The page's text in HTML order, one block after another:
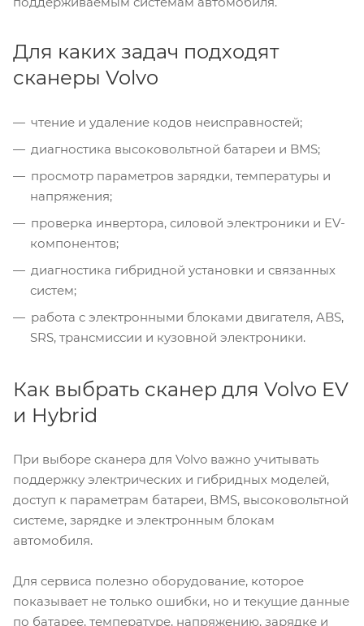
Для каких задач подходят
сканеры Volvo
чтение и удаление кодов неисправностей;
диагностика высоковольтной батареи и BMS;
просмотр параметров зарядки, температуры и
напряжения;
проверка инвертора, силовой электроники и EV-
компонентов;
диагностика гибридной установки и связанных
систем;
работа с электронными блоками двигателя, ABS,
SRS, трансмиссии и кузовной электроники.
Как выбрать сканер для Volvo EV
и Hybrid
При выборе сканера для Volvo важно учитывать
поддержку электрических и гибридных моделей,
доступ к параметрам батареи, BMS, высоковольтной
системе, зарядке и электронным блокам
автомобиля.
Для сервиса полезно оборудование, которое
показывает не только ошибки, но и текущие данные
по батарее, температуре, напряжению, зарядке и